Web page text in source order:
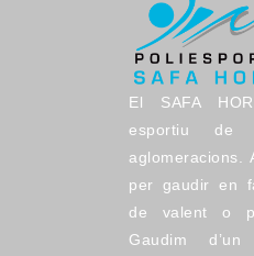
El SAFA
esportiu de
aglomeracions.
per gaudir en
de valent o
Gaudim